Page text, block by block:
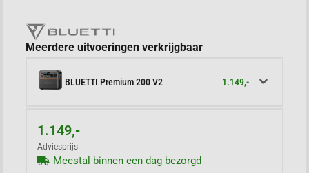
Meerdere uitvoeringen verkrijgbaar
BLUETTI Premium 200 V2 1.149,-
1.149,-
Adviesprijs
Meestal binnen een dag bezorgd